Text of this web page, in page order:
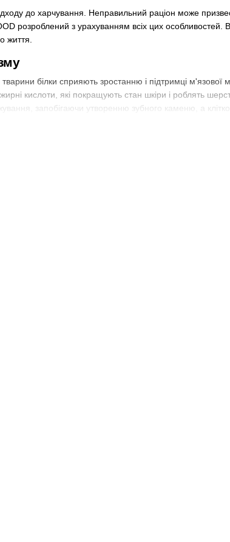
до харчування. Неправильний раціон може
розроблений з урахуванням всіх цих особливостей.
життя.
білки сприяють зростанню і підтримці м'язової
кислоти, які покращують стан шкіри і роблять
запобігаючи утворенню зубного каменю, а